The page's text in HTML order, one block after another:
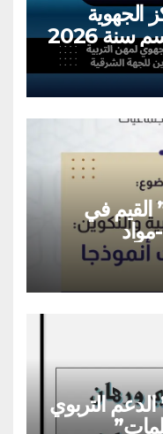
الجهوية
سنة 2026
في
مواد
التربوي